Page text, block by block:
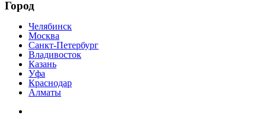
Город
Челябинск
Москва
Санкт-Петербург
Владивосток
Казань
Уфа
Краснодар
Алматы